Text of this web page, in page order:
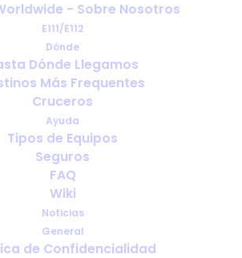
- Sobre Nosotros
E111/E112
Dónde
Dónde Llegamos
Más Frequentes
Cruceros
Ayuda
Tipos de Equipos
Seguros
FAQ
Wiki
Noticias
General
de Confidencialidad
oxígeno: lo que
en cuenta antes de